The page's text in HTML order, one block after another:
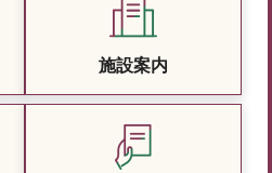
施設案内